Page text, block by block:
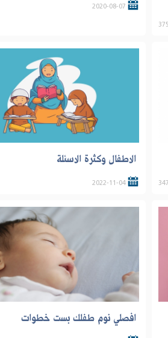
2020-08-07
الاطفال وكثرة الاسئلة
2022-11-04
افصلي نوم طفلك بست خطوات